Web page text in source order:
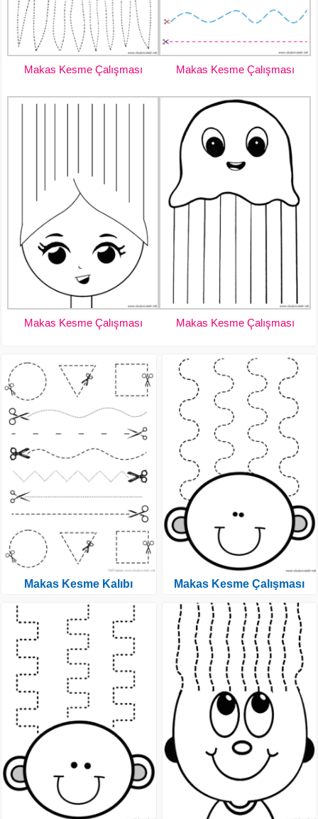
Makas Kesme Çalışması Makas Kesme Çalışması
Makas Kesme Çalışması Makas Kesme Çalışması
Makas Kesme Kalıbı Makas Kesme Çalışması